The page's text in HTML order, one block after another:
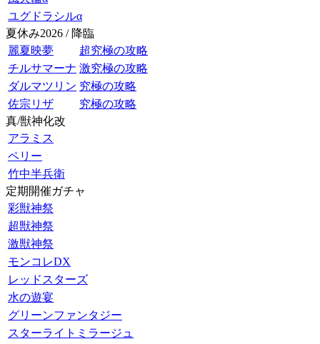
ユグドラシルα
夏休み2026 / 降臨
麗夏映夢
超究極の攻略
チルサマーナ 激究極の攻略
ダルマツリン 究極の攻略
佐宗リザ
究極の攻略
真/獣神化改
アラミス
ペリー
竹中半兵衛
定期開催ガチャ
彩獣神祭
超獣神祭
激獣神祭
モンコレDX
レッドスターズ
水の遊宴
グリーンファンタジー
スターライトミラージュ